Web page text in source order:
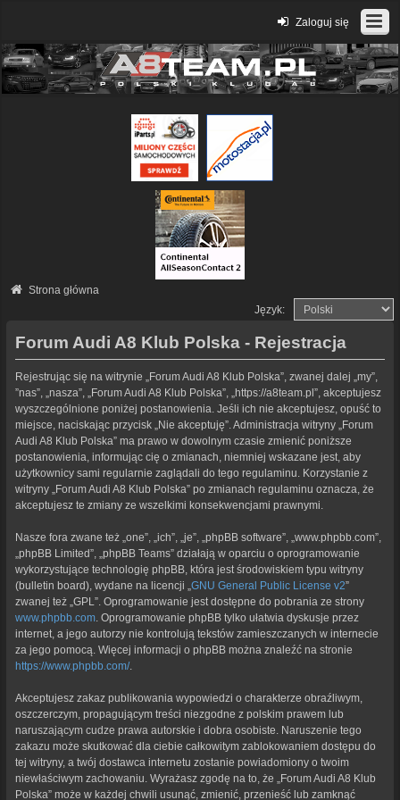
Zaloguj się
Strona główna
Język:
Forum Audi A8 Klub Polska - Rejestracja
Rejestrując się na witrynie „Forum Audi A8 Klub Polska”, zwanej dalej „my”,
”nas”, „nasza”, „Forum Audi A8 Klub Polska”, „https://a8team.pl”, akceptujesz
wyszczególnione poniżej postanowienia. Jeśli ich nie akceptujesz, opuść to
miejsce, naciskając przycisk „Nie akceptuję”. Administracja witryny „Forum
Audi A8 Klub Polska” ma prawo w dowolnym czasie zmienić poniższe
postanowienia, informując cię o zmianach, niemniej wskazane jest, aby
użytkownicy sami regularnie zaglądali do tego regulaminu. Korzystanie z
witryny „Forum Audi A8 Klub Polska” po zmianach regulaminu oznacza, że
akceptujesz te zmiany ze wszelkimi konsekwencjami prawnymi.
Nasze fora zwane też „one”, „ich”, „je”, „phpBB software”, „www.phpbb.com”,
„phpBB Limited”, „phpBB Teams” działają w oparciu o oprogramowanie
wykorzystujące technologię phpBB, która jest środowiskiem typu witryny
(bulletin board), wydane na licencji „ GNU General Public License v2”
zwanej też „GPL”. Oprogramowanie jest dostępne do pobrania ze strony
www.phpbb.com . Oprogramowanie phpBB tylko ułatwia dyskusje przez
internet, a jego autorzy nie kontrolują tekstów zamieszczanych w internecie
za jego pomocą. Więcej informacji o phpBB można znaleźć na stronie
https://www.phpbb.com/.
Akceptujesz zakaz publikowania wypowiedzi o charakterze obraźliwym,
oszczerczym, propagującym treści niezgodne z polskim prawem lub
naruszającym cudze prawa autorskie i dobra osobiste. Naruszenie tego
zakazu może skutkować dla ciebie całkowitym zablokowaniem dostępu do
tej witryny, a twój dostawca internetu zostanie powiadomiony o twoim
niewłaściwym zachowaniu. Wyrażasz zgodę na to, że „Forum Audi A8 Klub
Polska” może w każdej chwili usunąć, zmienić, przenieść lub zamknąć